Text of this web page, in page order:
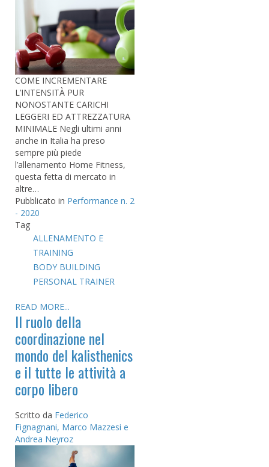
COME INCREMENTARE
L’INTENSITÀ PUR
NONOSTANTE CARICHI
LEGGERI ED ATTREZZATURA
MINIMALE Negli ultimi anni
anche in Italia ha preso
sempre più piede
l’allenamento Home Fitness,
questa fetta di mercato in
altre…
Pubblicato in Performance n. 2
- 2020
Tag
ALLENAMENTO E
TRAINING
BODY BUILDING
PERSONAL TRAINER
READ MORE...
Il ruolo della
coordinazione nel
mondo del kalisthenics
e il tutte le attività a
corpo libero
Scritto da Federico
Fignagnani, Marco Mazzesi e
Andrea Neyroz